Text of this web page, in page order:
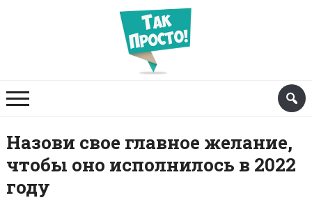
Назови свое главное желание,
чтобы оно исполнилось в 2022
году